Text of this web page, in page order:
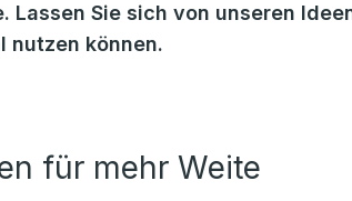
Lassen Sie sich von unseren
nutzen können.
für mehr Weite